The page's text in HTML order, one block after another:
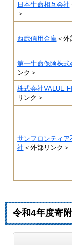
日本生命相互会社
＞
西武信用金庫＜外
第一生命保険株式
ンク＞
株式会社VALUE
リンク＞
サンフロンティア
社 ＜外部リンク＞
令和4年度寄